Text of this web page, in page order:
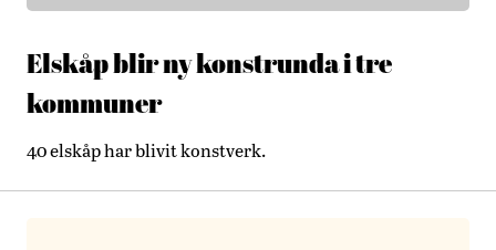
Elskåp blir ny konstrunda i tre
kommuner
40 elskåp har blivit konstverk.